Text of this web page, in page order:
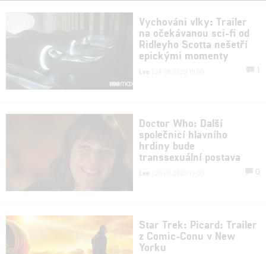
Vychováni vlky: Trailer
na očekávanou sci-fi od
Ridleyho Scotta nešetří
epickými momenty
Lee 1
Doctor Who: Další
společnicí hlavního
hrdiny bude
transsexuální postava
Lee 0
Star Trek: Picard: Trailer
z Comic-Conu v New
Yorku